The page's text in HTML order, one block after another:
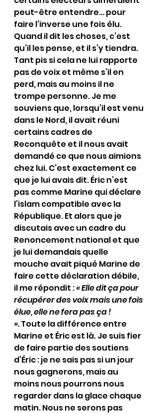
peut-être entendre… pour
faire l’inverse une fois élu.
Quand il dit les choses, c’est
qu’il les pense, et il s’y tiendra.
Tant pis si cela ne lui rapporte
pas de voix et même s’il en
perd, mais au moins il ne
trompe personne. Je me
souviens que, lorsqu’il est venu
dans le Nord, il avait réuni
certains cadres de
Reconquête et il nous avait
demandé ce que nous aimions
chez lui. C’est exactement ce
que je lui avais dit. Éric n’est
pas comme Marine qui déclare
l’islam compatible avec la
République. Et alors que je
discutais avec un cadre du
Renoncement national et que
je lui demandais quelle
mouche avait piqué Marine de
faire cette déclaration débile,
il me répondit : « Elle dit ça pour
récupérer des voix mais une fois
élue, elle ne fera pas ça !
». Toute la différence entre
Marine et Éric est là. Je suis fier
de faire partie des soutiens
d’Éric : je ne sais pas si un jour
nous gagnerons, mais au
moins nous pourrons nous
regarder dans la glace chaque
matin. Nous ne serons pas